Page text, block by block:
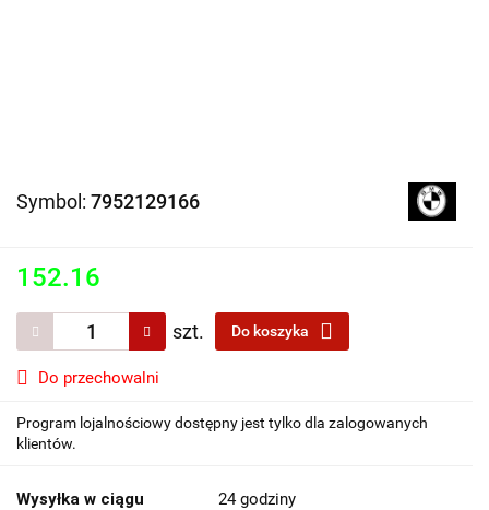
Symbol: 7952129166
152.16
szt. Do koszyka
Do przechowalni
Program lojalnościowy dostępny jest tylko dla zalogowanych
klientów.
Wysyłka w ciągu 24 godziny